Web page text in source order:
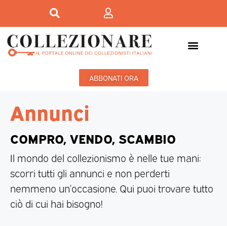
ABBONATI ORA
Annunci
COMPRO, VENDO, SCAMBIO
Il mondo del collezionismo è nelle tue mani:
scorri tutti gli annunci e non perderti
nemmeno un’occasione. Qui puoi trovare tutto
ciò di cui hai bisogno!